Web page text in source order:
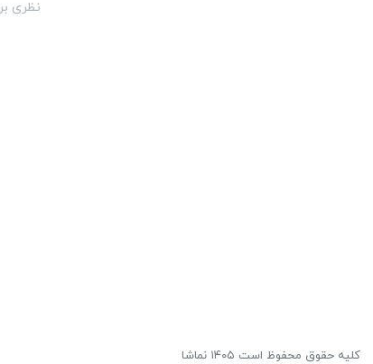
نظری
کلیه حقوق محفوظ است ۱۴۰۵ نماشا